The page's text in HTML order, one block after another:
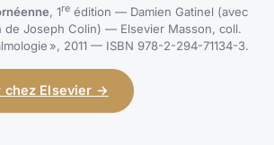
, 1reédition — Damien Gatinel (avec
de Joseph Colin) — Elsevier Masson, coll.
», 2011 — ISBN 978-2-294-71134-3.
chez Elsevier →